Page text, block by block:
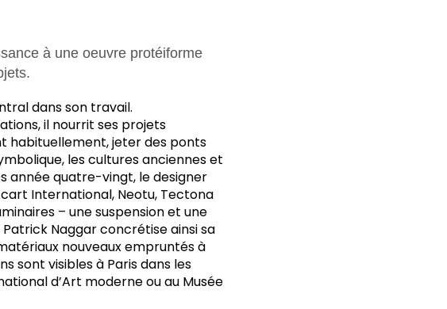
à une oeuvre protéiforme
dans son travail.
il nourrit ses projets
habituellement, jeter des ponts
les cultures anciennes et
année quatre-vingt, le designer
International, Neotu, Tectona
– une suspension et une
Naggar concrétise ainsi sa
nouveaux empruntés à
sont visibles à Paris dans les
d’Art moderne ou au Musée